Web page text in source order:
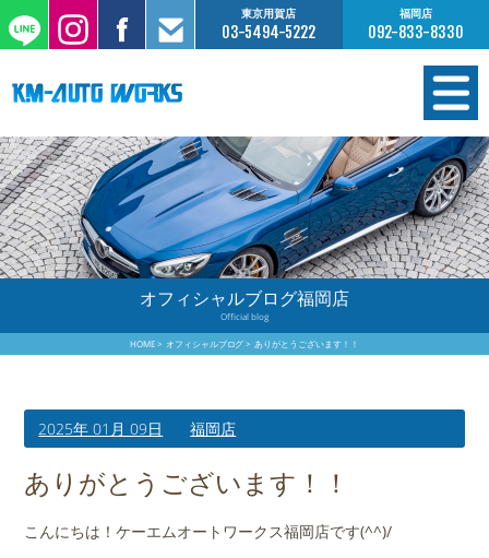
東京用賀店
03-5494-5222
福岡店
092-833-8330
在庫情報
オーダー販売
工場サービス
保証について
買取査定のご案内
店舗案内
会社概要
オフィシャルブログ福岡店
Official blog
HOME オフィシャルブログ ありがとうございます！！
2025年 01月 09日 福岡店
ありがとうございます！！
こんにちは！ケーエムオートワークス福岡店です(^^)/